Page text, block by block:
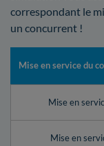
correspondant le
un concurrent !
Mise en service du
Mise en
Mise en